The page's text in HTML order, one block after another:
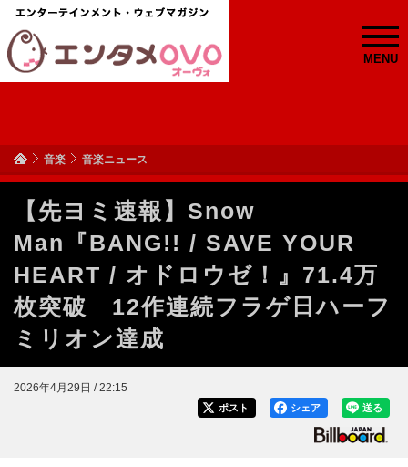
MENU
音楽 音楽ニュース
【先ヨミ速報】Snow
Man『BANG!! / SAVE YOUR
HEART / オドロウゼ！』71.4万
枚突破 12作連続フラゲ日ハーフ
ミリオン達成
2026年4月29日 / 22:15
送る
シェア
ポスト